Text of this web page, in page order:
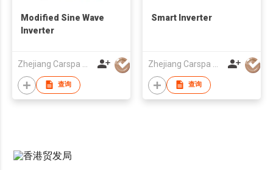
Modified Sine Wave
Inverter
查询
Smart Inverter
查询